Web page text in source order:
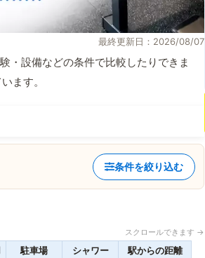
最終更新日：2026/08/07
・設備などの条件で比較したりできま
ます。
条件を絞り込む
スクロールできます →
駐車場 シャワー 駅からの距離